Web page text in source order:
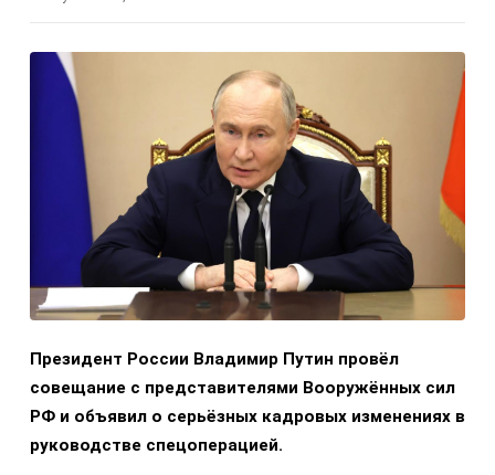
Президент России Владимир Путин провёл
совещание с представителями Вооружённых сил
РФ и объявил о серьёзных кадровых изменениях в
руководстве спецоперацией.